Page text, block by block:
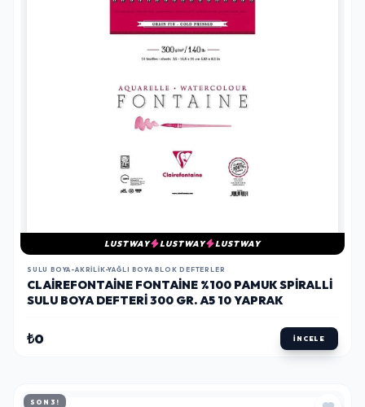
LUSTWAY LUSTWAY LUSTWAY
SULU BOYA-AKRILIK-YAĞLI BOYA BLOK DEFTERLER
CLAIREFONTAINE FONTAINE %100 PAMUK SPIRALLI
SULU BOYA DEFTERI 300 GR. A5 10 YAPRAK
₺0 İNCELE
SON 3!